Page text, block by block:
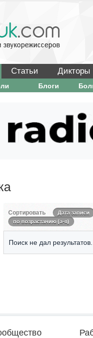
Статьи Дикторы
Блоги
Сортировать
Дата записи
по возрастанию (а-я)
Поиск не дал результатов.